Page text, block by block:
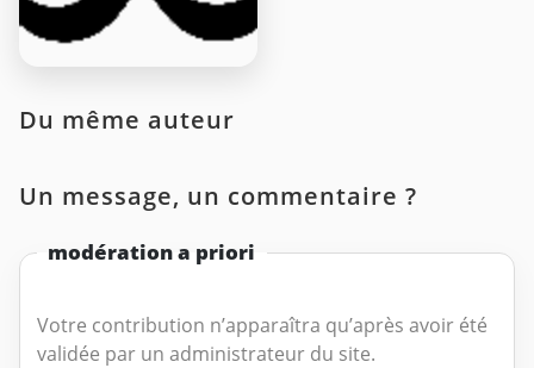
Du même auteur
Un message, un commentaire ?
modération a priori
Votre contribution n’apparaîtra qu’après avoir été
validée par un administrateur du site.